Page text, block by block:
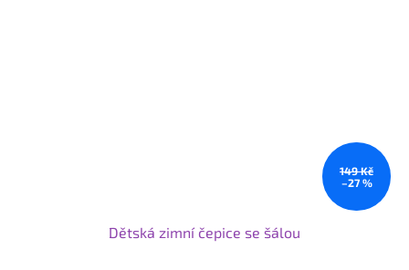
149 Kč
–27 %
Dětská zimní čepice se šálou